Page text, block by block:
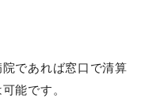
であれば窓口で清算
能です。